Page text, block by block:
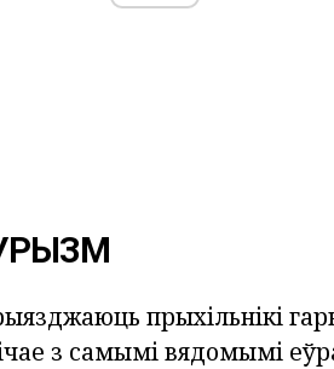
прыхільнікі
з самымі вядомымі